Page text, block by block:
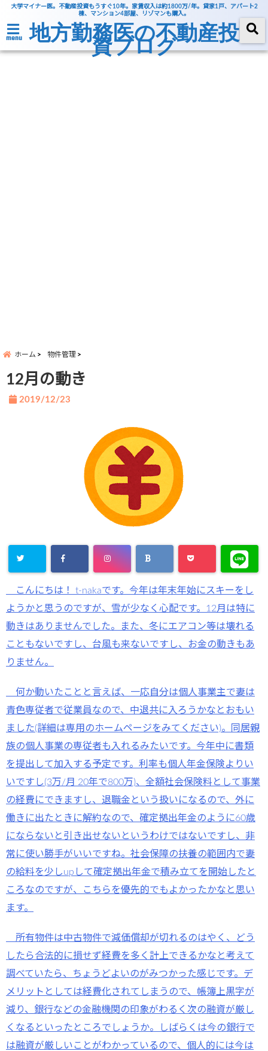
大学マイナー医。不動産投資もうすぐ10年。家賃収入は約1800万/年。貸家1戸、アパート2
棟、マンション4部屋、リゾマンも購入。
menu 地方勤務医の不動産投
資ブログ
ホーム 物件管理
12月の動き
2019/12/23
こんにちは！ t-nakaです。今年は年末年始にスキーをし
ようかと思うのですが、雪が少なく心配です。12月は特に
動きはありませんでした。また、冬にエアコン等は壊れる
こともないですし、台風も来ないですし、お金の動きもあ
りません。
何か動いたことと言えば、一応自分は個人事業主で妻は
青色専従者で従業員なので、中退共に入ろうかなとおもい
ました(詳細は専用のホームページをみてください)。同居親
族の個人事業の専従者も入れるみたいです。今年中に書類
を提出して加入する予定です。利率も個人年金保険よりい
いですし(3万/月 20年で800万)、全額社会保険料として事業
の経費にできますし、退職金という扱いになるので、外に
働きに出たときに解約なので、確定拠出年金のように60歳
にならないと引き出せないというわけではないですし、非
常に使い勝手がいいですね。社会保障の扶養の範囲内で妻
の給料を少しupして確定拠出年金で積み立てを開始したと
ころなのですが、こちらを優先的でもよかったかなと思い
ます。
所有物件は中古物件で減価償却が切れるのはやく、どう
したら合法的に損せず経費を多く計上できるかなと考えて
調べていたら、ちょうどよいのがみつかった感じです。デ
メリットとしては経費化されてしまうので、帳簿上黒字が
減り、銀行などの金融機関の印象がわるく次の融資が厳し
くなるといったところでしょうか。しばらくは今の銀行で
は融資が厳しいことがわかっているので、個人的には今は